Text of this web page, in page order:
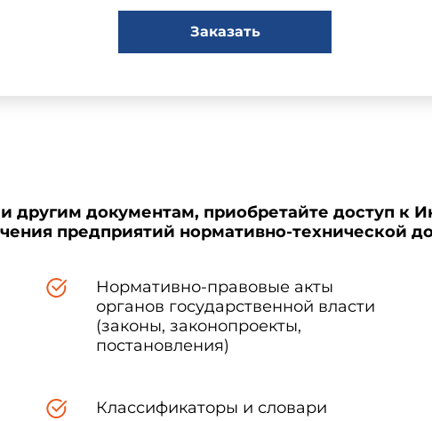
Заказать
другим документам, приобретайте доступ к
предприятий нормативно-технической
Нормативно-правовые акты
органов государственной власти
(законы, законопроекты,
постановления)
Классификаторы и словари